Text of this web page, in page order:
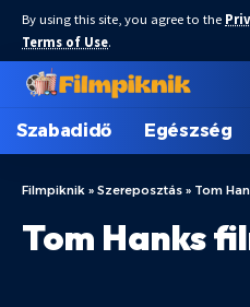
By using this site, you agree to the
Terms of Use.
Szabadidő Egészség
Filmpiknik » Szereposztás » Tom
Tom Hanks